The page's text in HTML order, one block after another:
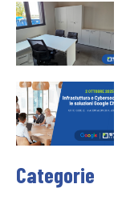
Categorie